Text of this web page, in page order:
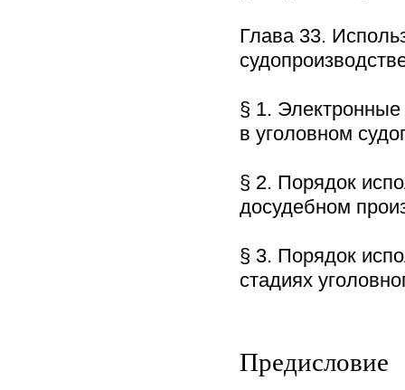
Глава 33.
§ 1. Электронные
в уголовном
§ 2. Порядок
досудебном
§ 3. Порядок
стадиях
Предисловие